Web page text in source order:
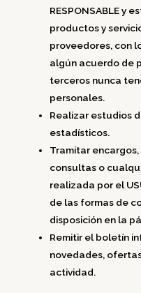
RESPONSABLE y
productos y
proveedores, con
algún acuerdo de
terceros nunca
personales.
Realizar estudios
estadísticos.
Tramitar
consultas o
realizada por el
de las formas de
disposición en la
Remitir el boletín
novedades,
actividad.